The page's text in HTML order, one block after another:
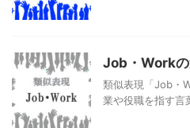
Job・Work
類似表現「Job・
業や役職を指す言